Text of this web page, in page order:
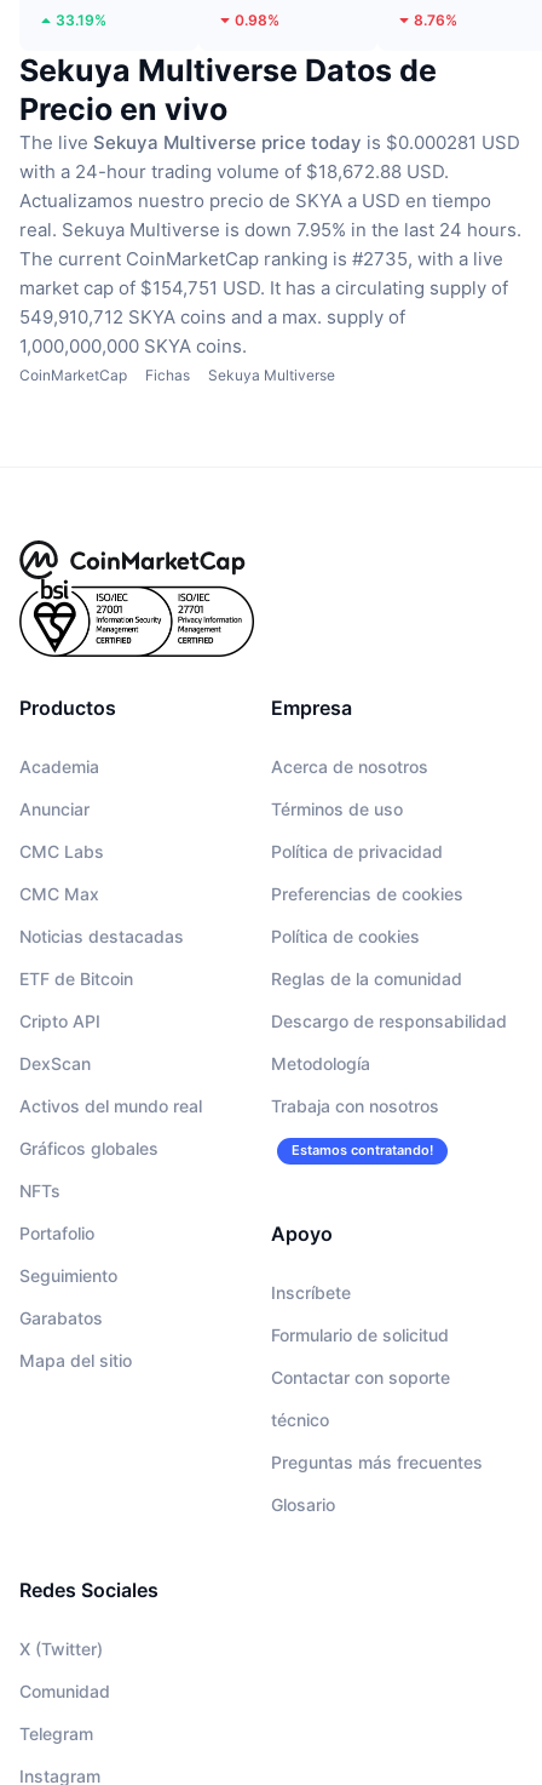
33.19% 0.98% 8.76%
Sekuya Multiverse Datos de
Precio en vivo
The live Sekuya Multiverse price today is $0.000281 USD
with a 24-hour trading volume of $18,672.88 USD.
Actualizamos nuestro precio de SKYA a USD en tiempo
real. Sekuya Multiverse is down 7.95% in the last 24 hours.
The current CoinMarketCap ranking is #2735, with a live
market cap of $154,751 USD. It has a circulating supply of
549,910,712 SKYA coins and a max. supply of
1,000,000,000 SKYA coins.
CoinMarketCap Fichas Sekuya Multiverse
Productos
Academia
Anunciar
CMC Labs
CMC Max
Noticias destacadas
ETF de Bitcoin
Cripto API
DexScan
Activos del mundo real
Gráficos globales
NFTs
Portafolio
Seguimiento
Garabatos
Mapa del sitio
Empresa
Acerca de nosotros
Términos de uso
Política de privacidad
Preferencias de cookies
Política de cookies
Reglas de la comunidad
Descargo de responsabilidad
Metodología
Trabaja con nosotros
Estamos contratando!
Apoyo
Inscríbete
Formulario de solicitud
Contactar con soporte
técnico
Preguntas más frecuentes
Glosario
Redes Sociales
X (Twitter)
Comunidad
Telegram
Instagram